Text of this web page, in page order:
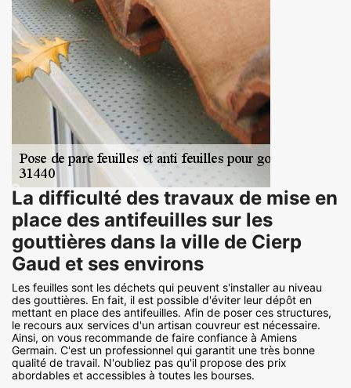
La difficulté des travaux de mise en
place des antifeuilles sur les
gouttières dans la ville de Cierp
Gaud et ses environs
Les feuilles sont les déchets qui peuvent s'installer au niveau
des gouttières. En fait, il est possible d'éviter leur dépôt en
mettant en place des antifeuilles. Afin de poser ces structures,
le recours aux services d'un artisan couvreur est nécessaire.
Ainsi, on vous recommande de faire confiance à Amiens
Germain. C'est un professionnel qui garantit une très bonne
qualité de travail. N'oubliez pas qu'il propose des prix
abordables et accessibles à toutes les bourses.